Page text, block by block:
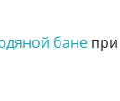
бане